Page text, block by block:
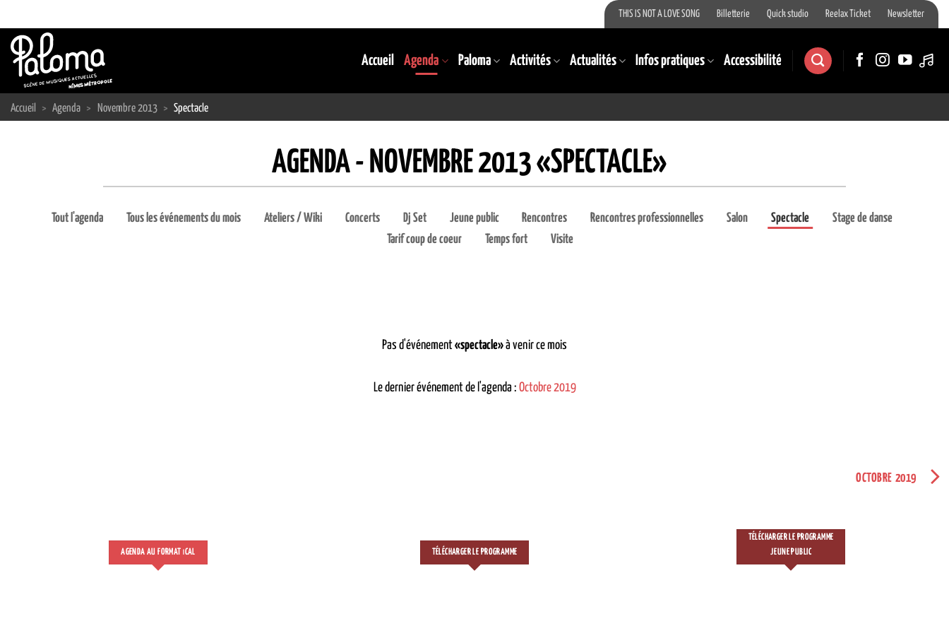
au
contenu
THIS IS NOT A LOVE SONG Billetterie Quick studio Reelax Ticket Newsletter
Accueil Agenda Paloma Activités Actualités Infos pratiques Accessibilité
Accueil > Agenda > Novembre 2013 > Spectacle
AGENDA - NOVEMBRE 2013 «SPECTACLE»
Tout l'agenda Tous les événements du mois Ateliers / Wiki Concerts Dj Set Jeune public Rencontres Rencontres professionnelles Salon Spectacle
Stage de danse
Tarif coup de coeur
Temps fort Visite
Pas d'événement«spectacle»à venir ce mois
Le dernier événement de l'agenda : Octobre 2019
OCTOBRE 2019
AGENDA AU FORMAT CAL TÉLÉCHARGER LE PROGRAMME
TÉLÉCHARGER LE PROGRAMME
JEUNE PUBLIC